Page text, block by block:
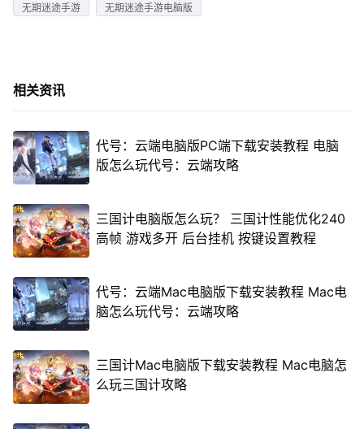
无期迷途手游
无期迷途手游电脑版
相关资讯
代号：云端电脑版PC端下载安装教程 电脑
版怎么玩代号：云端攻略
三国计电脑版怎么玩？ 三国计性能优化240
高帧 游戏多开 后台挂机 按键设置教程
代号：云端Mac电脑版下载安装教程 Mac电
脑怎么玩代号：云端攻略
三国计Mac电脑版下载安装教程 Mac电脑怎
么玩三国计攻略